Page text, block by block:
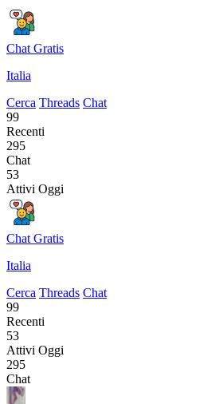
Chat Gratis
Italia
Cerca Threads Chat
99
Recenti
295
Chat
53
Attivi Oggi
Chat Gratis
Italia
Cerca Threads Chat
99
Recenti
53
Attivi Oggi
295
Chat